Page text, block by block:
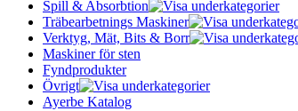
Spill & Absorbtion
Träbearbetnings Maskiner
Verktyg, Mät, Bits & Borr
Maskiner för sten
Fyndprodukter
Övrigt
Ayerbe Katalog